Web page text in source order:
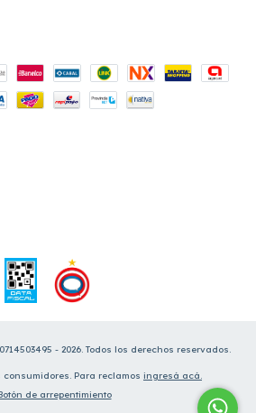
- 2026. Todos los derechos reservados.
Para reclamos ingresá acá.
de arrepentimiento